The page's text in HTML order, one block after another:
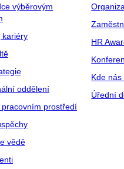
výběrovým
kariéry
oddělení
pracovním prostředí
vědě
HR
Kde
Úřední